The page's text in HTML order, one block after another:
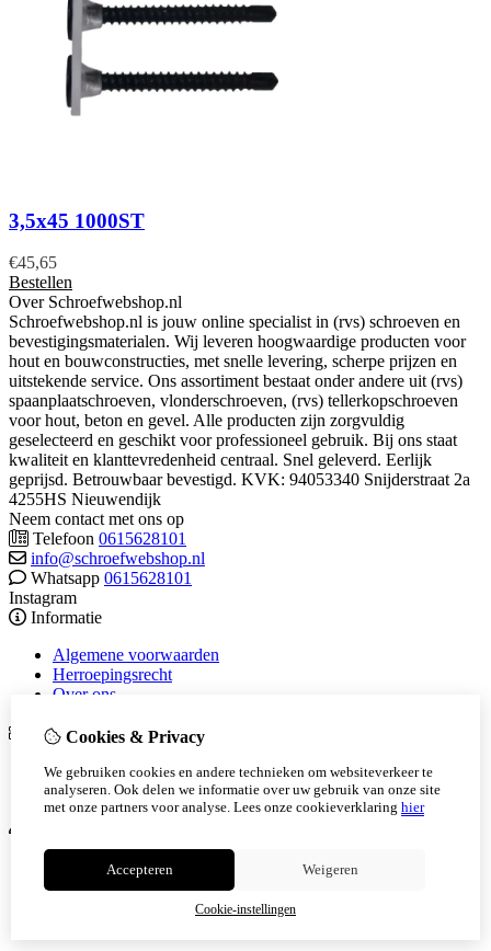
3,5x45 1000ST
€45,65
Bestellen
Over Schroefwebshop.nl
Schroefwebshop.nl is jouw online specialist in (rvs) schroeven en
bevestigingsmaterialen. Wij leveren hoogwaardige producten voor
hout en bouwconstructies, met snelle levering, scherpe prijzen en
uitstekende service. Ons assortiment bestaat onder andere uit (rvs)
spaanplaatschroeven, vlonderschroeven, (rvs) tellerkopschroeven
voor hout, beton en gevel. Alle producten zijn zorgvuldig
geselecteerd en geschikt voor professioneel gebruik. Bij ons staat
kwaliteit en klanttevredenheid centraal. Snel geleverd. Eerlijk
geprijsd. Betrouwbaar bevestigd. KVK: 94053340 Snijderstraat 2a
4255HS Nieuwendijk
Neem contact met ons op
Telefoon 0615628101
info@schroefwebshop.nl
Whatsapp 0615628101
Instagram
Informatie
Algemene voorwaarden
Herroepingsrecht
Over ons
Extra
Cadeaubon
Aanbiedingen
Inloggen
Bestelhistorie
Cookies & Privacy
We gebruiken cookies en andere technieken om websiteverkeer te
analyseren. Ook delen we informatie over uw gebruik van onze site
met onze partners voor analyse. Lees onze cookieverklaring hier
Accepteren Weigeren
Cookie-instellingen